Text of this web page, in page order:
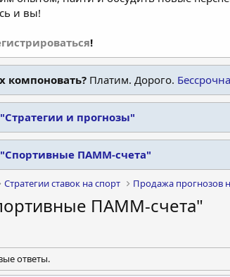
и вы!
!
Платим. Дорого.
и прогнозы"
ПАММ-счета"
Стратегии ставок на спорт Продажа прогнозов
ПАММ-счета"
ответы.